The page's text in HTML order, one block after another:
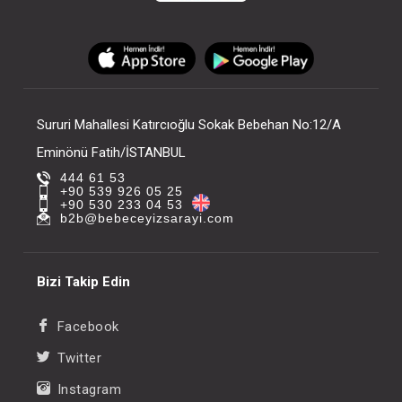
Sururi Mahallesi Katırcıoğlu Sokak Bebehan No:12/A
Eminönü Fatih/İSTANBUL
444 61 53
+90 539 926 05 25
+90 530 233 04 53
b2b@bebeceyizsarayi.com
Bizi Takip Edin
Facebook
Twitter
Instagram